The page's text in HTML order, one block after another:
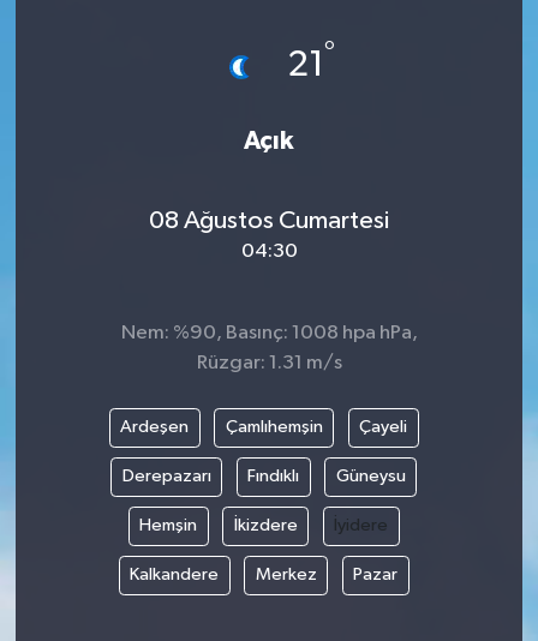
21 °
Açık
08 Ağustos Cumartesi
04:30
Nem: %90, Basınç: 1008 hpa hPa,
Rüzgar: 1.31 m/s
Ardeşen Çamlıhemşin Çayeli
Derepazarı Fındıklı Güneysu
Hemşin İkizdere İyidere
Kalkandere Merkez Pazar